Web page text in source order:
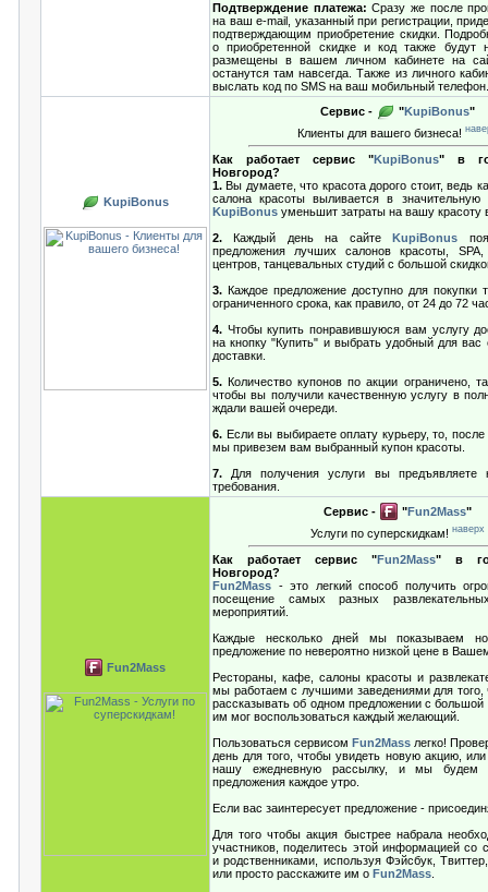
Подтверждение платежа: Сразу же после
на ваш e-mail, указанный при регистрации,
подтверждающим приобретение скидки.
о приобретенной скидке и код также будут
размещены в вашем личном кабинете на
останутся там навсегда. Также из личного
выслать код по SMS на ваш мобильный телефон.
KupiBonus
Сервис - "KupiBonus"
Клиенты для вашего бизнеса!
Как работает сервис "KupiBonus" в
Новгород?
1. Вы думаете, что красота дорого стоит, ведь
салона красоты выливается в
KupiBonus уменьшит затраты на вашу красоту
2. Каждый день на сайте KupiBonus
предложения лучших салонов красоты,
центров, танцевальных студий с большой
3. Каждое предложение доступно для покупки
ограниченного срока, как правило, от 24 до 72
4. Чтобы купить понравившуюся вам услугу
на кнопку "Купить" и выбрать удобный для вас
доставки.
5. Количество купонов по акции ограничено,
чтобы вы получили качественную услугу в
ждали вашей очереди.
6. Если вы выбираете оплату курьеру, то, после
мы привезем вам выбранный купон красоты.
7. Для получения услуги вы предъявляете
требования.
Fun2Mass
Сервис - "Fun2Mass"
Услуги по суперскидкам! наверх
Как работает сервис "Fun2Mass" в
Новгород?
Fun2Mass - это легкий способ получить
посещение самых разных
мероприятий.
Каждые несколько дней мы показываем
предложение по невероятно низкой цене в
Рестораны, кафе, салоны красоты и
мы работаем с лучшими заведениями для того,
рассказывать об одном предложении с большой
им мог воспользоваться каждый желающий.
Пользоваться сервисом Fun2Mass легко!
день для того, чтобы увидеть новую акцию,
нашу ежедневную рассылку, и мы будем
предложения каждое утро.
Если вас заинтересует предложение -
Для того чтобы акция быстрее набрала
участников, поделитесь этой информацией со
и родственниками, используя Фэйсбук,
или просто расскажите им о Fun2Mass.